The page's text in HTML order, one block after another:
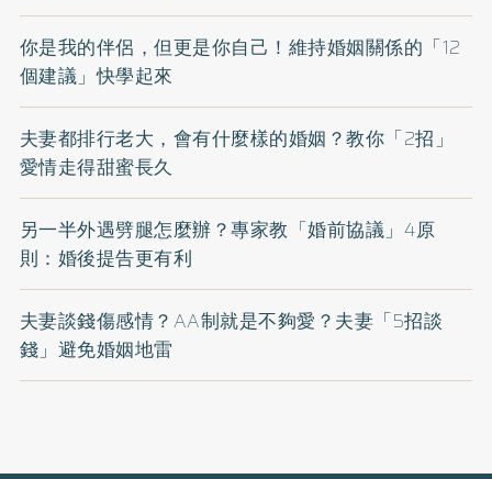
你是我的伴侶，但更是你自己！維持婚姻關係的「12
個建議」快學起來
夫妻都排行老大，會有什麼樣的婚姻？教你「2招」
愛情走得甜蜜長久
另一半外遇劈腿怎麼辦？專家教「婚前協議」4原
則：婚後提告更有利
夫妻談錢傷感情？AA制就是不夠愛？夫妻「5招談
錢」避免婚姻地雷